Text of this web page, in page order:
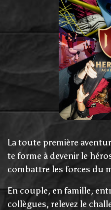
La toute première
te forme à devenir le
combattre les forces du
En couple, en famille,
collègues, relevez le